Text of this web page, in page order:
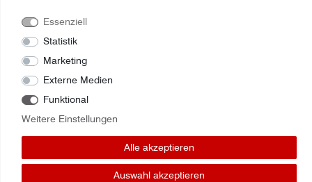
Essenziell
Statistik
Marketing
Externe Medien
Funktional
Weitere Einstellungen
Alle akzeptieren
Auswahl akzeptieren